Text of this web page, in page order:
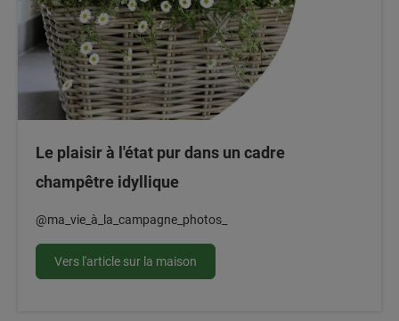
Le plaisir à l'état pur dans un cadre
champêtre idyllique
@ma_vie_à_la_campagne_photos_
Vers l'article sur la maison